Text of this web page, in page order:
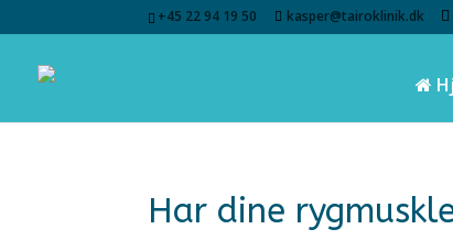
+45 22 94 19 50 kasper@tairoklinik.dk
Har dine